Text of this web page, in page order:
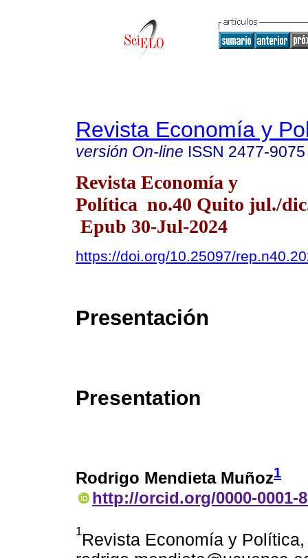
Revista Economía y
versión On-line ISSN 2477-9075
Revista Economía y
Política no.40 Quito jul./
Epub 30-Jul-2024
https://doi.org/10.25097/
Presentación
Presentation
Rodrigo Mendieta Muñoz1
http://orcid.org/0000-0001-
1Revista Economía y